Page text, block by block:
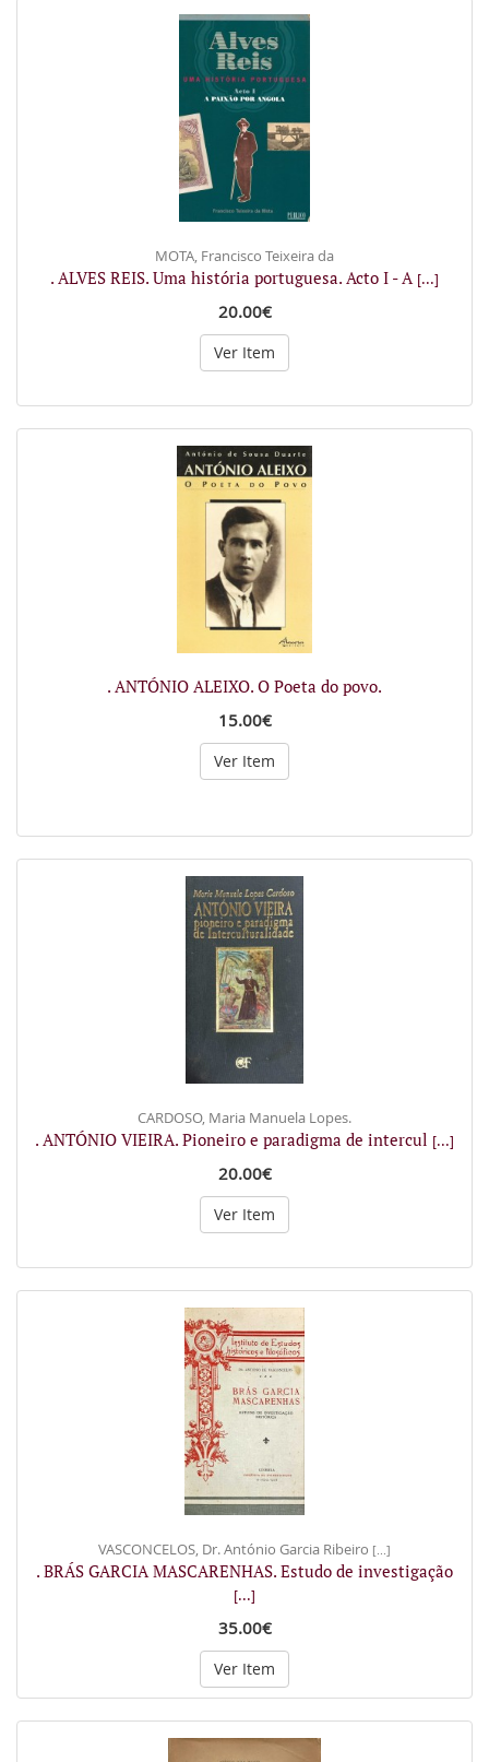
MOTA, Francisco Teixeira da
. ALVES REIS. Uma história portuguesa. Acto I - A [...]
20.00€
Ver Item
. ANTÓNIO ALEIXO. O Poeta do povo.
15.00€
Ver Item
CARDOSO, Maria Manuela Lopes.
. ANTÓNIO VIEIRA. Pioneiro e paradigma de intercul [...]
20.00€
Ver Item
VASCONCELOS, Dr. António Garcia Ribeiro [...]
. BRÁS GARCIA MASCARENHAS. Estudo de investigação
[...]
35.00€
Ver Item